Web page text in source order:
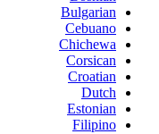
Bulgarian
Cebuano
Chichewa
Corsican
Croatian
Dutch
Estonian
Filipino